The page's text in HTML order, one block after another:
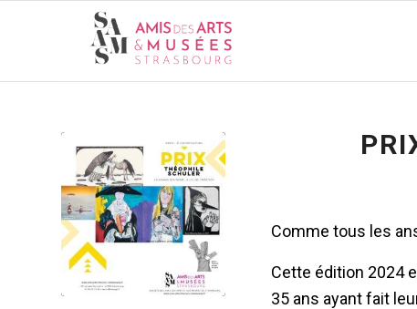
Comme tous les
Cette édition 2024
35 ans ayant fait